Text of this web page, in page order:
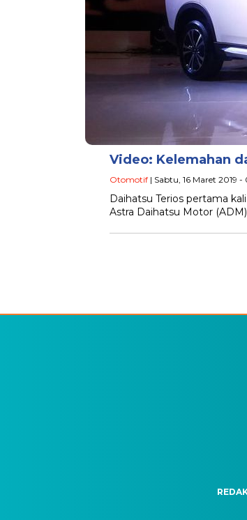
Video: Kelemahan
Otomotif | Sabtu, 16 Maret 2019 -
Daihatsu Terios pertama
Astra Daihatsu Motor